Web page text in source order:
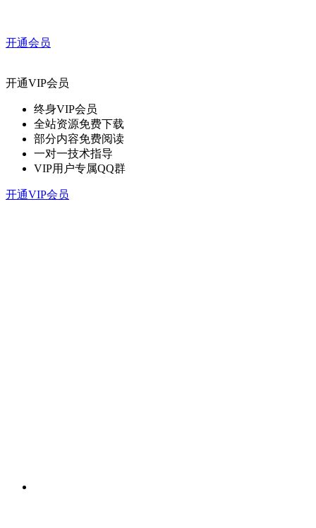
开通会员
开通VIP会员
终身VIP会员
全站资源免费下载
部分内容免费阅读
一对一技术指导
VIP用户专属QQ群
开通VIP会员